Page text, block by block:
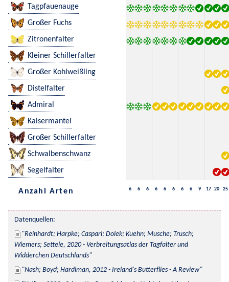
Tagpfauenauge
Großer Fuchs
Zitronenfalter
Kleiner Schillerfalter
Großer Kohlweißling
Distelfalter
Admiral
Kaisermantel
Großer Schillerfalter
Schwalbenschwanz
Segelfalter
Anzahl Arten 6 6 6 6 6 6 6 6 9 17 20 25
Datenquellen:
Reinhardt; Harpke; Caspari; Dolek; Kuehn; Musche; Trusch;
Wiemers; Settele, 2020 - Verbreitungsatlas der Tagfalter und
Widderchen Deutschlands
Nash; Boyd; Hardiman, 2012 - Ireland's Butterflies - A Review